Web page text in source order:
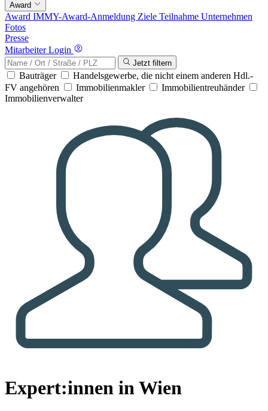
Award
Award IMMY-Award-Anmeldung Ziele Teilnahme Unternehmen
Fotos
Presse
Mitarbeiter Login
Jetzt filtern
Bauträger
Handelsgewerbe, die nicht einem anderen Hdl.-
FV angehören
Immobilienmakler
Immobilientreuhänder
Immobilienverwalter
Expert:innen in Wien